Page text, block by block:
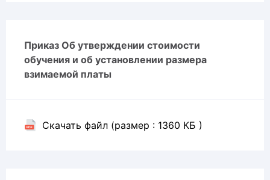
Приказ Об утверждении стоимости
обучения и об установлении размера
взимаемой платы
Скачать файл (размер : 1360 КБ )